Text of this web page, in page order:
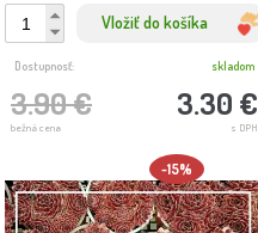
Vložiť do košíka
3.90 €
bežná cena
3.30 €
s DPH
Dostupnosť: skladom
-15%